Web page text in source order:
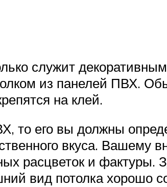
служит
из панелей ПВХ.
на клей.
то его вы должны
вкуса. Вашему
расцветок и фактуры.
вид потолка хорошо